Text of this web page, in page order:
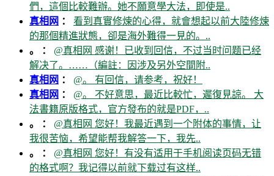
們，這個比較難辦。她不願意學大法，即使是..
真相网 ： 看到真實修煉的心得，就會想起以前大陸修煉
的那個精進狀態，卻是海外難得一見的。..
。 ： @真相网 感谢！已收到回信，不过当时问题已经
解决了。……（編註：因涉及另外空間附..
真相网 ： @。 有回信，请参考，祝好！
真相网 ： @。 不好意思，最近比較忙，遲復見諒。 大
法書籍原版格式，官方發布的就是PDF，..
。 ： @真相网 您好！我最近遇到一个附体的事情，让
我很苦恼，希望能帮我解答一下，我先..
。 ： @真相网 您好！有没有适用于手机阅读页码无错
的格式啊？我记得以前就下载过有这样..